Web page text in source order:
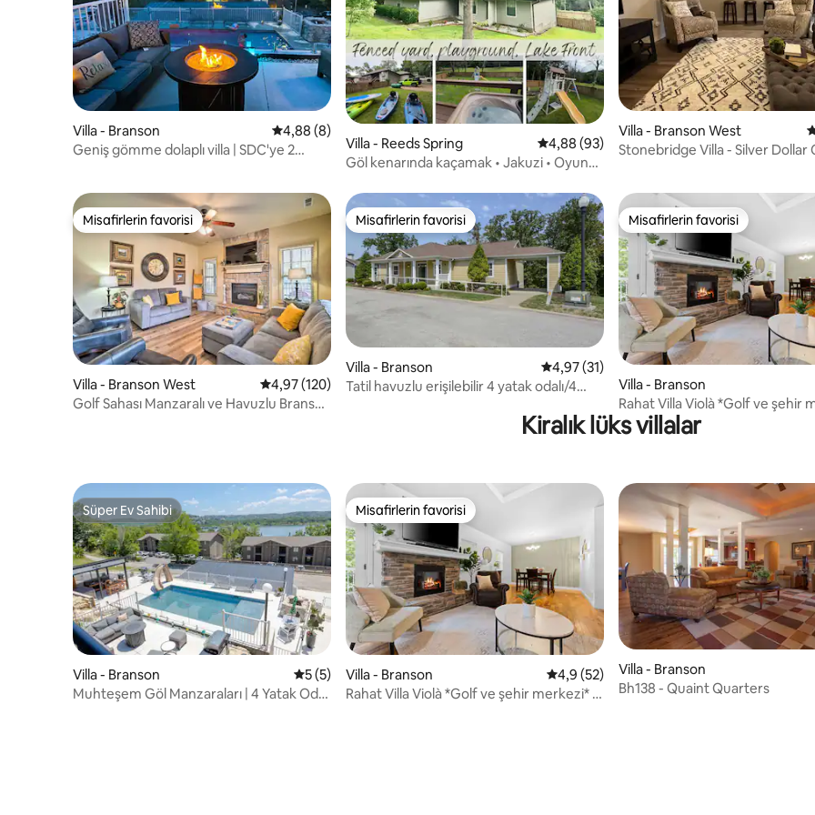
Villa - Branson 5 üzerinden ortalama 4,88 puan, 8 değerlendirme
4,88 (8)
Geniş gömme dolaplı villa | SDC'ye 2
Villa - Reeds Spring 5 üzerinden ortalama 4,88 puan, 93
4,88 (93)
Göl kenarında kaçamak • Jakuzi • Oyun
Villa - Branson West
Stonebridge Villa - Silver Dollar
Misafirlerin favorisi
Misafirlerin favorisi
Villa - Branson West 5 üzerinden ortalama 4,97 puan, 120 değerlendirme
4,97 (120)
Golf Sahası Manzaralı ve Havuzlu Branson
Misafirlerin favorisi
Misafirlerin favorisi
Villa - Branson 5 üzerinden ortalama 4,97 puan, 31
4,97 (31)
Tatil havuzlu erişilebilir 4 yatak odalı/4
Misafirlerin favorisi
Misafirlerin favorisi
Villa - Branson
Rahat Villa Violà *Golf ve şehir
kişi kalabilir
Kiralık lüks villalar
Süper Ev Sahibi
Süper Ev Sahibi
Villa - Branson 5 üzerinden ortalama 5 puan, 5 değerlendirme
5 (5)
Muhteşem Göl Manzaraları | 4 Yatak Odalı
Misafirlerin favorisi
Misafirlerin favorisi
Villa - Branson 5 üzerinden ortalama 4,9 puan, 52
4,9 (52)
Rahat Villa Violà *Golf ve şehir merkezi* 8
Villa - Branson
Bh138 - Quaint Quarters